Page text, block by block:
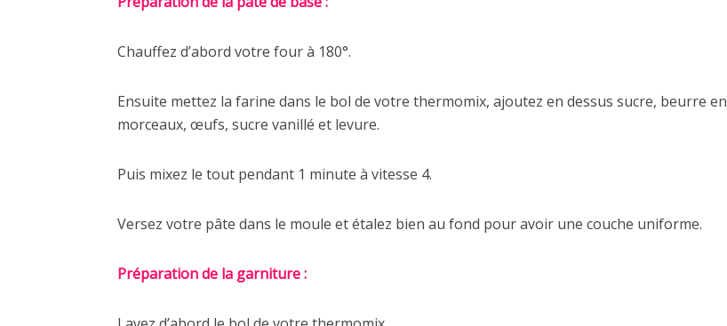
Chauffez d’abord votre four à 180°.
Ensuite mettez la farine dans le bol de votre thermomix, ajoutez en dessus sucre, beurre en
morceaux, œufs, sucre vanillé et levure.
Puis mixez le tout pendant 1 minute à vitesse 4.
Versez votre pâte dans le moule et étalez bien au fond pour avoir une couche uniforme.
Préparation de la garniture :